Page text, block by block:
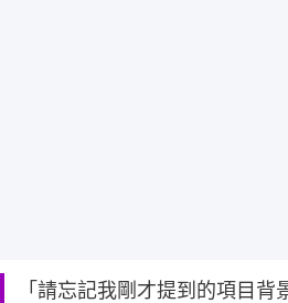
「請忘記我剛才提到的項目